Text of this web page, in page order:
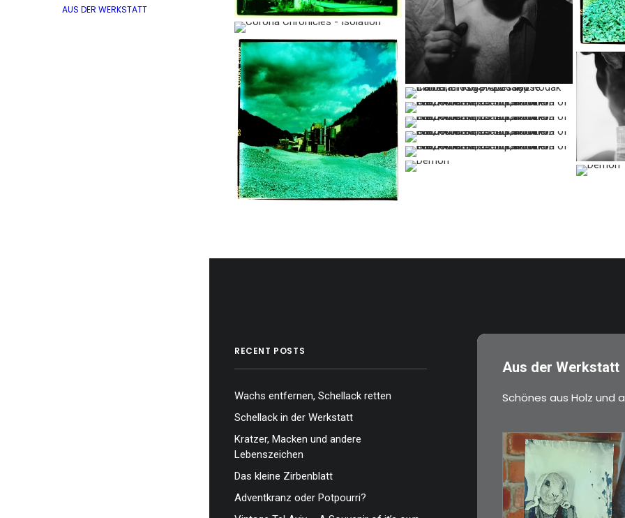
AUS DER WERKSTATT
…
…
…
RECENT POSTS
Wachs entfernen, Schellack retten
Schellack in der Werkstatt
Kratzer, Macken und andere
Lebenszeichen
Das kleine Zirbenblatt
Adventkranz oder Potpourri?
Aus der Werkstatt
Schönes aus Holz und
€3,00